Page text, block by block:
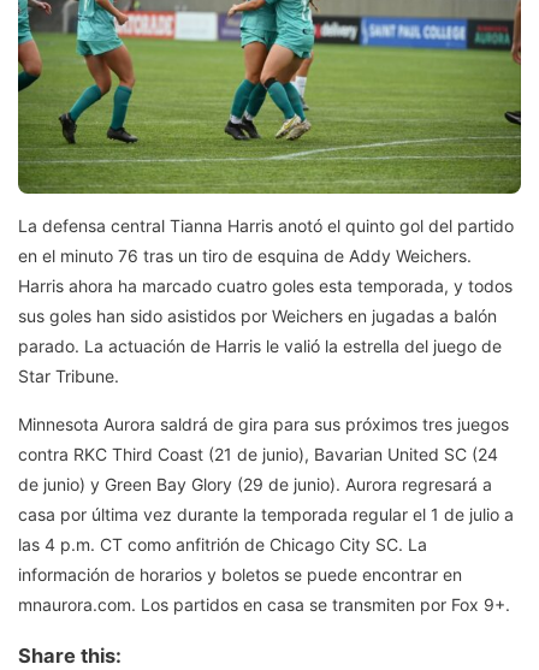
La defensa central Tianna Harris anotó el quinto gol del partido
en el minuto 76 tras un tiro de esquina de Addy Weichers.
Harris ahora ha marcado cuatro goles esta temporada, y todos
sus goles han sido asistidos por Weichers en jugadas a balón
parado. La actuación de Harris le valió la estrella del juego de
Star Tribune.
Minnesota Aurora saldrá de gira para sus próximos tres juegos
contra RKC Third Coast (21 de junio), Bavarian United SC (24
de junio) y Green Bay Glory (29 de junio). Aurora regresará a
casa por última vez durante la temporada regular el 1 de julio a
las 4 p.m. CT como anfitrión de Chicago City SC. La
información de horarios y boletos se puede encontrar en
mnaurora.com. Los partidos en casa se transmiten por Fox 9+.
Share this: